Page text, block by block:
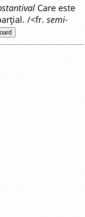
Care este
/<fr.semi-